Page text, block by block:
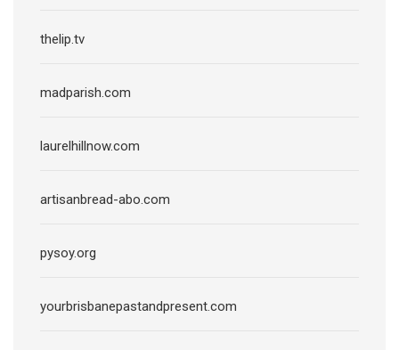
thelip.tv
madparish.com
laurelhillnow.com
artisanbread-abo.com
pysoy.org
yourbrisbanepastandpresent.com